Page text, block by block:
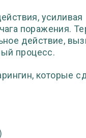
усиливая
поражения.
действие,
процесс.
которые